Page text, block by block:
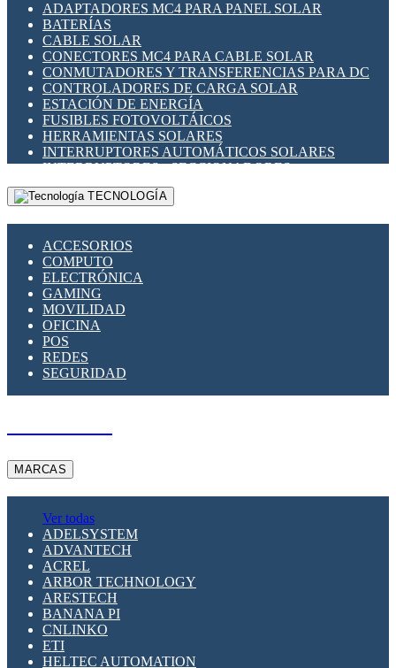
ADAPTADORES MC4 PARA PANEL SOLAR
BATERÍAS
CABLE SOLAR
CONECTORES MC4 PARA CABLE SOLAR
CONMUTADORES Y TRANSFERENCIAS PARA DC
CONTROLADORES DE CARGA SOLAR
ESTACIÓN DE ENERGÍA
FUSIBLES FOTOVOLTÁICOS
HERRAMIENTAS SOLARES
INTERRUPTORES AUTOMÁTICOS SOLARES
INTERRUPTORES - SECCIONADORES
FOTOVOLTÁICOS
MONTAJE PANEL SOLAR
SUPRESOR DE TRANSIENTES SPDS PARA
APLICACIONES FOTOVOLTAICAS
TECNOLOGÍA
ACCESORIOS
COMPUTO
ELECTRÓNICA
GAMING
MOVILIDAD
OFICINA
POS
REDES
SEGURIDAD
MARCAS
Ver todas
ADELSYSTEM
ADVANTECH
ACREL
ARBOR TECHNOLOGY
ARESTECH
BANANA PI
CNLINKO
ETI
HELTEC AUTOMATION